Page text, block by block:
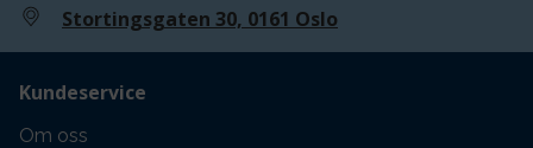
Stortingsgaten 30, 0161 Oslo
Kundeservice
Om oss